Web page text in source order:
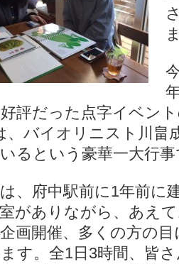
評だった点字イベン
、バイオリニスト川畠
るという豪華一大行
、府中駅前に1年前に
がありながら、あえ
画開催、多くの方の
す。全1日3時間、皆